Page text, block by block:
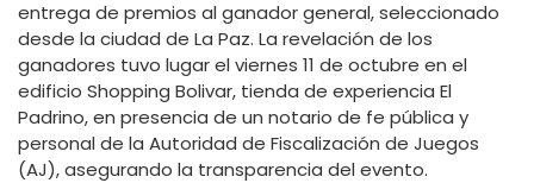
entrega de premios al ganador general, seleccionado
desde la ciudad de La Paz. La revelación de los
ganadores tuvo lugar el viernes 11 de octubre en el
edificio Shopping Bolivar, tienda de experiencia El
Padrino, en presencia de un notario de fe pública y
personal de la Autoridad de Fiscalización de Juegos
(AJ), asegurando la transparencia del evento.